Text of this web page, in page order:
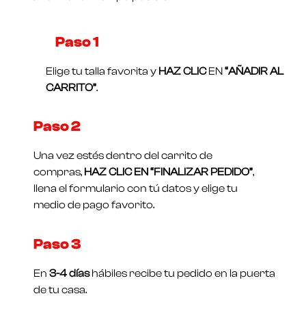
Paso 1​
Elige tu talla favorita y HAZ CLICEN“AÑADIR AL
CARRITO”.
Paso 2
Una vez estés dentro del carrito de
compras, HAZ CLIC EN “FINALIZAR PEDIDO”,
llena el formulario con tú datos y elige tu
medio de pago favorito.
Paso 3
En3-4 díashábiles recibe tu pedido en la puerta
de tu casa.